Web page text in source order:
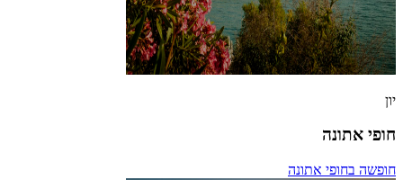
יון
חופי אתונה
חופשה בחופי אתונה